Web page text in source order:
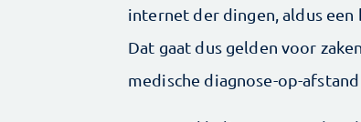
internet der dingen, aldus
Dat gaat dus gelden voor
medische diagnose-op-